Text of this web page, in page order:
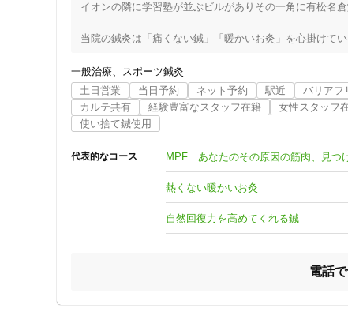
イオンの隣に学習塾が並ぶビルがありその一角に有松名
当院の鍼灸は「痛くない鍼」「暖かいお灸」を心掛けてい
鍼と聞くとコリや痛みに対してピンポイントに施術され
ですが当院では、鍼灸本来の東洋医学を取り入れ、
本質的に悪い部分を改善していく「根本治療」を行って
なので、肩こりや腰痛といったコリや痛みだけでなく生理
ばね指、耳鳴りなどと言った治療も可能となっています。
悩んでいたけど改善しない症状、有松名倉堂鍼灸整骨院で
いつでもご相談、お待ちしております。
一般治療
スポーツ鍼灸
土日営業
当日予約 ネット予約 駅近 バリアフ
カルテ共有
経験豊富なスタッフ在籍 女性スタッフ
使い捨て鍼使用
代表的なコース MPF あなたのその原因の筋肉、見つ
熱くない暖かいお灸
自然回復力を高めてくれる鍼
電話